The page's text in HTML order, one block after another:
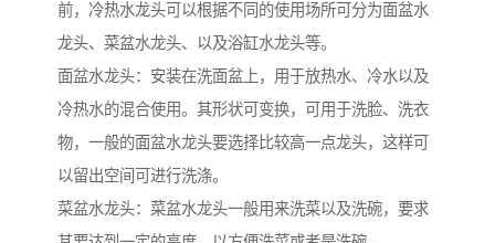
前，冷热水龙头可以根据不同的使用场所可分为面盆水
龙头、菜盆水龙头、以及浴缸水龙头等。
面盆水龙头：安装在洗面盆上，用于放热水、冷水以及
冷热水的混合使用。其形状可变换，可用于洗脸、洗衣
物，一般的面盆水龙头要选择比较高一点龙头，这样可
以留出空间可进行洗涤。
菜盆水龙头：菜盆水龙头一般用来洗菜以及洗碗，要求